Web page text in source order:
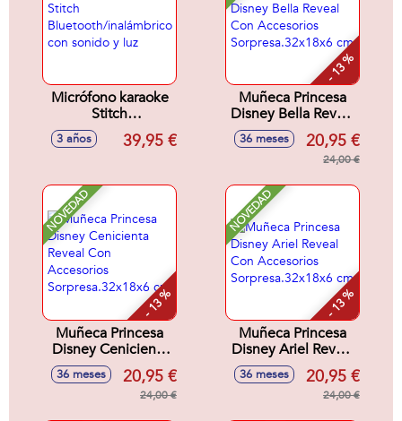
Micrófono karaoke
Stitch
Bluetooth/inalámbrico
con sonido y luz
3 años 39,95 €
- 13 %
Muñeca Princesa
Disney Bella Reveal
Con Accesorios
Sorpresa.32x18x6
36 meses 20,95 €
24,00 €
NOVEDAD
- 13 %
Muñeca Princesa
Disney Cenicienta
Reveal Con
Accesorios
Sorpresa.32x18x6
36 meses 20,95 €
24,00 €
NOVEDAD
- 13 %
Muñeca Princesa
Disney Ariel Reveal
Con Accesorios
Sorpresa.32x18x6
36 meses 20,95 €
24,00 €